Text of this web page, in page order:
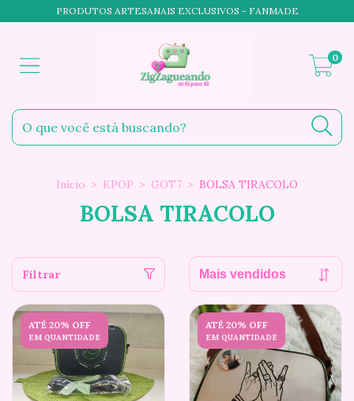
PRODUTOS ARTESANAIS EXCLUSIVOS - FANMADE
0
Início > KPOP > GOT7 > BOLSA TIRACOLO
BOLSA TIRACOLO
Filtrar
ATÉ 20% OFF
EM QUANTIDADE
ATÉ 20% OFF
EM QUANTIDADE